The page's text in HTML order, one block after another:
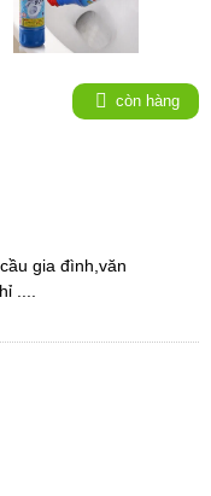
còn hàng
gia đình,văn
....